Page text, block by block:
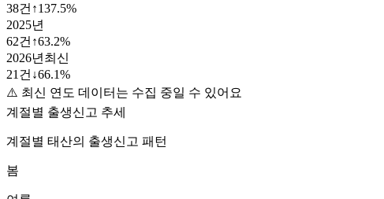
38건 ↑137.5%
2025년
62건 ↑63.2%
2026년 최신
21 건 ↓66.1%
⚠️ 최신 연도 데이터는 수집 중일 수 있어요
계절별 출생신고 추세
계절별 태산의 출생신고 패턴
봄